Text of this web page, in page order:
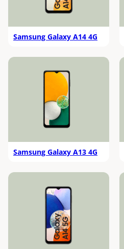
Samsung Galaxy A14 4G
Samsung Galaxy A13 4G